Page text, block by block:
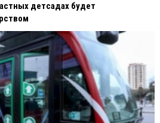
детсадах будет